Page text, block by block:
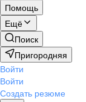
Помощь
Ещё
Поиск
Пригородняя
Войти
Войти
Создать резюме